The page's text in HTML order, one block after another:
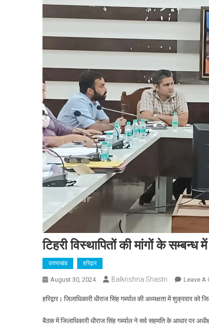
टिहरी विस्थापितों की मांगों के सम्बन्ध
उत्तराखंड हरिद्वार
August 30, 2024 Balkrishna Shastri Leave A
हरिद्वार। जिलाधिकारी धीराज सिंह गर्ब्याल की अध्यक्षता में शुक्रवार को
बैठक में जिलाधिकारी धीराज सिंह गर्ब्याल ने सर्व सहमति के आधार पर